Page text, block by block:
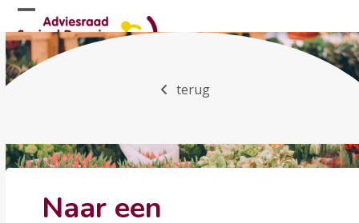
Skip
to
content
Open
mobile
menu
Close
mobile
menu
terug
Naar een